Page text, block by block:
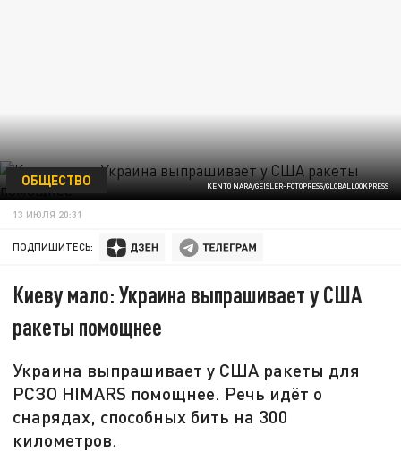
KENTO NARA/GEISLER-FOTOPRESS/GLOBALLOOKPRESS
ОБЩЕСТВО
13 ИЮЛЯ 20:31
ПОДПИШИТЕСЬ:
Киеву мало: Украина выпрашивает у США
ракеты помощнее
Украина выпрашивает у США ракеты для
РСЗО HIMARS помощнее. Речь идёт о
снарядах, способных бить на 300
километров.